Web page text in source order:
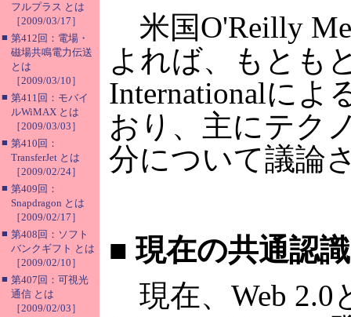
フルプラス とは
［2009/03/17］
■ 第412回：電場・
磁場共鳴電力伝送
とは
［2009/03/10］
■ 第411回：モバイ
ルWiMAX とは
［2009/03/03］
■ 第410回：
TransferJet とは
［2009/02/24］
■ 第409回：
Snapdragon とは
［2009/02/17］
■ 第408回：ソフト
バンクギフト とは
［2009/02/10］
■ 第407回：可視光
通信 とは
［2009/02/03］
米国O'Reilly
よれば、もとも
Internationalに
おり、主にテク
分について議論
■ 現在の共通認
現在、Web 2.0